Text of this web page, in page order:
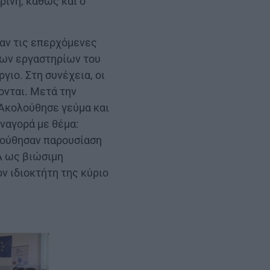
τις επερχόμενες
εργαστηρίων του
Στη συνέχεια, οι
Μετά την
γεύμα και
με θέμα:
παρουσίαση
ως βιώσιμη
ιδιοκτήτη της κύριο